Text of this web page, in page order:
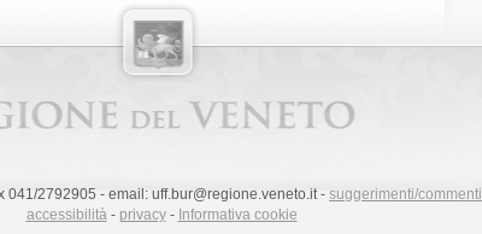
041/2792905 - email: uff.bur@regione.veneto.it - suggerimenti/commenti
accessibilità - privacy- Informativa cookie